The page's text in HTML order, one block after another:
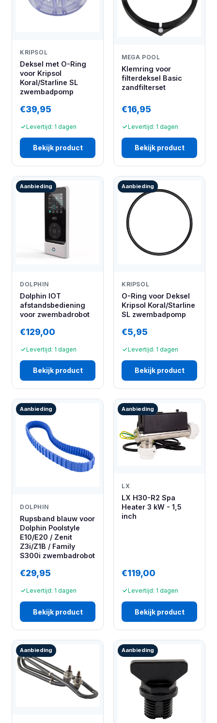
KRIPSOL
Deksel met O-Ring
voor Kripsol
Koral/Starline SL
zwembadpomp
€39,95
Levertijd: 1 dagen
Bekijk product
MEGA POOL
Klemring voor
filterdeksel Basic
zandfilterset
€16,95
Levertijd: 1 dagen
Bekijk product
Aanbieding
DOLPHIN
Dolphin IOT
afstandsbediening
voor zwembadrobot
€129,00
Levertijd: 1 dagen
Bekijk product
Aanbieding
KRIPSOL
O-Ring voor Deksel
Kripsol Koral/Starline
SL zwembadpomp
€5,95
Levertijd: 1 dagen
Bekijk product
Aanbieding
DOLPHIN
Rupsband blauw voor
Dolphin Poolstyle
E10/E20 / Zenit
Z3i/Z1B / Family
S300i zwembadrobot
€29,95
Levertijd: 1 dagen
Bekijk product
Aanbieding
LX
LX H30-R2 Spa
Heater 3 kW - 1,5
inch
€119,00
Levertijd: 1 dagen
Bekijk product
Aanbieding Aanbieding